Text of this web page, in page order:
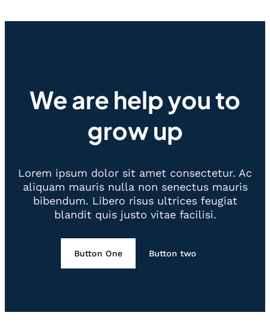
We are help you to
grow up
Lorem ipsum dolor sit amet consectetur. Ac
aliquam mauris nulla non senectus mauris
bibendum. Libero risus ultrices feugiat
blandit quis justo vitae facilisi.
Button One Button two